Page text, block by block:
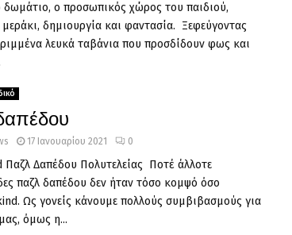
δωμάτιο, ο προσωπικός χώρος του παιδιού,
μεράκι, δημιουργία και φαντασία. Ξεφεύγοντας
λευκά ταβάνια που προσδίδουν φως και
17 Ιανουαρίου 2021 0
Παζλ Δαπέδου Πολυτελείας Ποτέ άλλοτε
παζλ δαπέδου δεν ήταν τόσο κομψό όσο
Ως γονείς κάνουμε πολλούς συμβιβασμούς για
όμως η...